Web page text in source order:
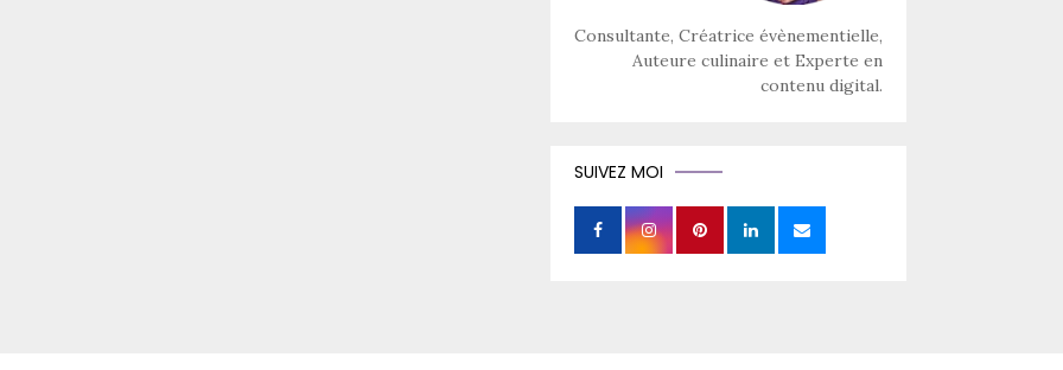
Consultante, Créatrice évènementielle,
Auteure culinaire et Experte en
contenu digital.
SUIVEZ MOI